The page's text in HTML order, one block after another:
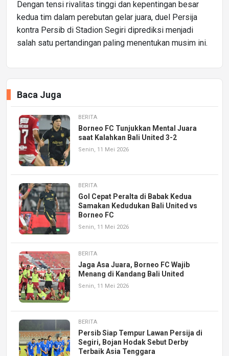
Dengan tensi rivalitas tinggi dan kepentingan besar
kedua tim dalam perebutan gelar juara, duel Persija
kontra Persib di Stadion Segiri diprediksi menjadi
salah satu pertandingan paling menentukan musim ini.
Baca Juga
BERITA
Borneo FC Tunjukkan Mental Juara
saat Kalahkan Bali United 3-2
Senin, 11 Mei 2026
BERITA
Gol Cepat Peralta di Babak Kedua
Samakan Kedudukan Bali United vs
Borneo FC
Senin, 11 Mei 2026
BERITA
Jaga Asa Juara, Borneo FC Wajib
Menang di Kandang Bali United
Senin, 11 Mei 2026
BERITA
Persib Siap Tempur Lawan Persija di
Segiri, Bojan Hodak Sebut Derby
Terbaik Asia Tenggara